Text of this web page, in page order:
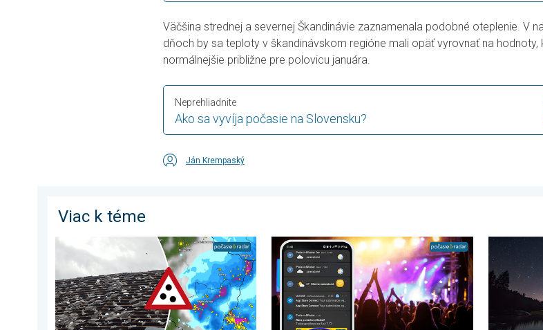
Väčšina strednej a severnej Škandinávie zaznamenala podobné oteplenie. V
dňoch by sa teploty v škandinávskom regióne mali opäť vyrovnať na hodnoty,
normálnejšie približne pre polovicu januára.
Ako sa vyvíja počasie na Slovensku?
Neprehliadnite
Ján Krempaský
Viac k téme
Zemplín pustošilo 7 cm veľké krupobitie. Veľké škody. . . streda 29. júla 2026
Sledujeme pre vás počasie tam kde ste vy. Letné
Začína